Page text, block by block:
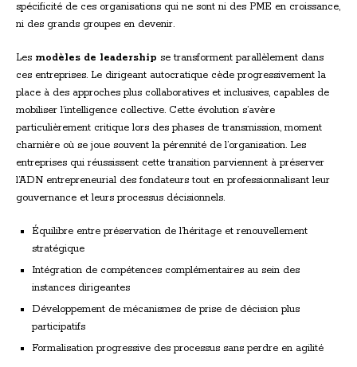
spécificité de ces organisations qui ne sont ni des PME en croissance,
ni des grands groupes en devenir.
Les modèles de leadership se transforment parallèlement dans
ces entreprises. Le dirigeant autocratique cède progressivement la
place à des approches plus collaboratives et inclusives, capables de
mobiliser l’intelligence collective. Cette évolution s’avère
particulièrement critique lors des phases de transmission, moment
charnière où se joue souvent la pérennité de l’organisation. Les
entreprises qui réussissent cette transition parviennent à préserver
l’ADN entrepreneurial des fondateurs tout en professionnalisant leur
gouvernance et leurs processus décisionnels.
Équilibre entre préservation de l’héritage et renouvellement
stratégique
Intégration de compétences complémentaires au sein des
instances dirigeantes
Développement de mécanismes de prise de décision plus
participatifs
Formalisation progressive des processus sans perdre en agilité